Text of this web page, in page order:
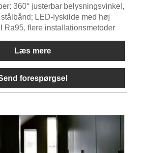
360° justerbar belysningsvinkel,
LED-lyskilde med høj
Ra95, flere installationsmetoder
Læs mere
forespørgsel